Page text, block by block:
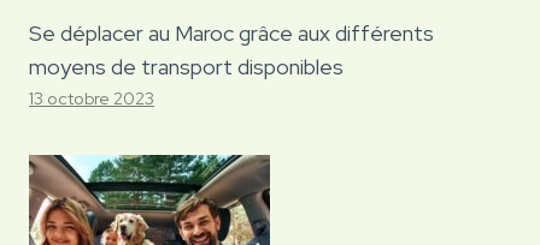
Se déplacer au Maroc grâce aux différents
moyens de transport disponibles
13 octobre 2023